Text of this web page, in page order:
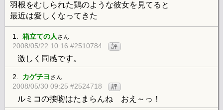
羽根をむしられた鶏のような彼女を見てると
最近は愛しくなってきた
1. 箱立ての人さん
2008/05/22 10:16 #2510784 評
激しく同感です。
2. カゲチヨ さん
2008/05/30 09:25 #2524718 評
ルミコの接吻はたまらんね おえ～っ！